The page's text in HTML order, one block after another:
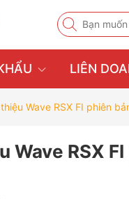
LIÊN
Wave RSX FI phiên
Wave RSX